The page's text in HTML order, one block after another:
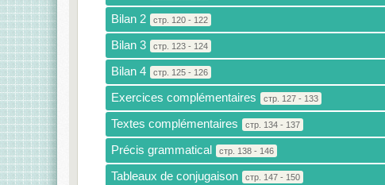
Bilan 2 стр. 120 - 122
Bilan 3 стр. 123 - 124
Bilan 4 стр. 125 - 126
Exercices complémentaires стр. 127 - 133
Textes complémentaires стр. 134 - 137
Précis grammatical стр. 138 - 146
Tableaux de conjugaison стр. 147 - 150